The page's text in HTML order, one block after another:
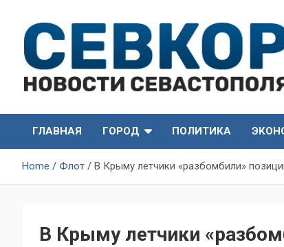
content
СевКор — Новости
Севастополя
Севастополя
ГЛАВНАЯ
ГОРОД ПОЛИТИКА
Home Флот В Крыму летчики «разбомбили»
В Крыму летчики